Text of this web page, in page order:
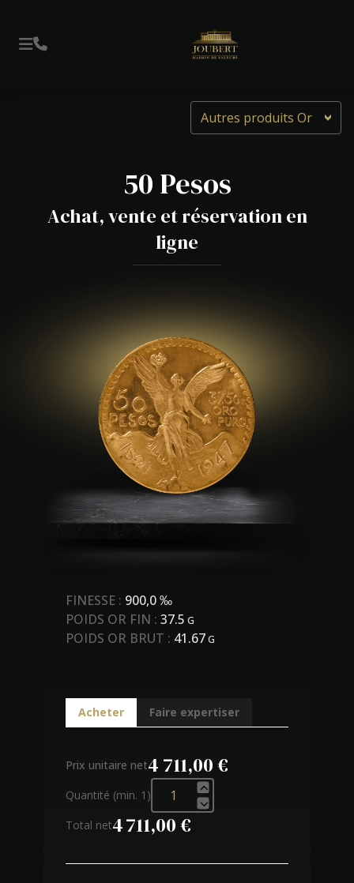
Autres produits Or
50 Pesos
Achat, vente et réservation en
ligne
FINESSE : 900,0 ‰
POIDS OR FIN :37.5 G
POIDS OR BRUT : 41.67G
Acheter Faire expertiser
Prix unitaire net4 711,00 €
Quantité (min. 1)
Total net4 711,00 €